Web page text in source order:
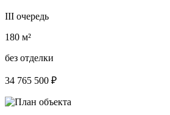
III очередь
180 м²
без отделки
34 765 500 ₽